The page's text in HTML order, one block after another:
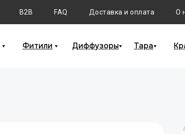
B2B FAQ Доставка и оплата О
Фитили Диффузоры Тара